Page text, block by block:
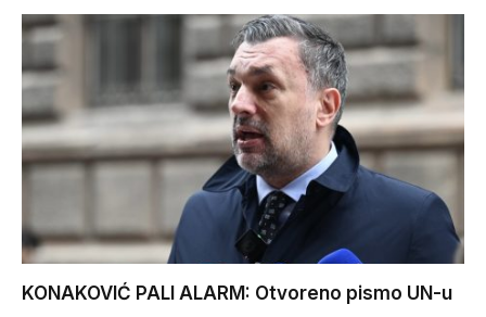
KONAKOVIĆ PALI ALARM: Otvoreno pismo UN-u